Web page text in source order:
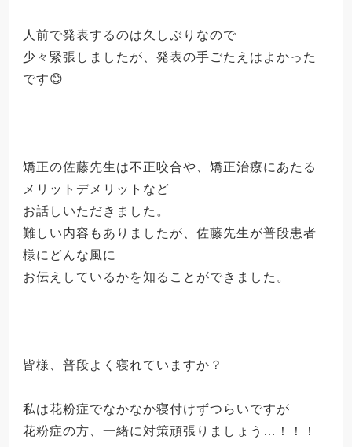
人前で発表するのは久しぶりなので
少々緊張しましたが、発表の手ごたえはよかった
です😊
矯正の佐藤先生は不正咬合や、矯正治療にあたる
メリットデメリットなど
お話しいただきました。
難しい内容もありましたが、佐藤先生が普段患者
様にどんな風に
お伝えしているかを知ることができました。
皆様、普段よく寝れていますか？
私は花粉症でなかなか寝付けずつらいですが
花粉症の方、一緒に対策頑張りましょう…！！！